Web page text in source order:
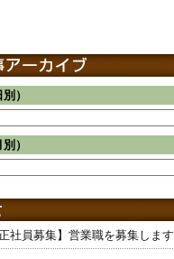
）
）
正社員募集】営業職を募集します